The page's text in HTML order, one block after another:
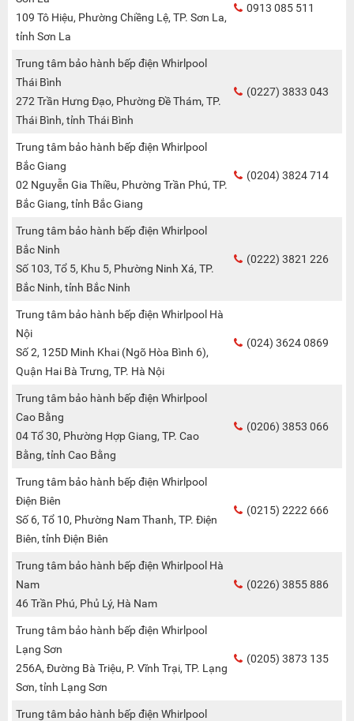
109 Tô Hiệu, Phường Chiềng Lệ, TP. Sơn La,
tỉnh Sơn La
0913 085 511
Trung tâm bảo hành bếp điện Whirlpool
Thái Bình
272 Trần Hưng Đạo, Phường Đề Thám, TP.
Thái Bình, tỉnh Thái Bình
(0227) 3833 043
Trung tâm bảo hành bếp điện Whirlpool
Bắc Giang
02 Nguyễn Gia Thiều, Phường Trần Phú, TP.
Bắc Giang, tỉnh Bắc Giang
(0204) 3824 714
Trung tâm bảo hành bếp điện Whirlpool
Bắc Ninh
Số 103, Tổ 5, Khu 5, Phường Ninh Xá, TP.
Bắc Ninh, tỉnh Bắc Ninh
(0222) 3821 226
Trung tâm bảo hành bếp điện Whirlpool Hà
Nội
Số 2, 125D Minh Khai (Ngõ Hòa Bình 6),
Quận Hai Bà Trưng, TP. Hà Nội
(024) 3624 0869
Trung tâm bảo hành bếp điện Whirlpool
Cao Bằng
04 Tổ 30, Phường Hợp Giang, TP. Cao
Bằng, tỉnh Cao Bằng
(0206) 3853 066
Trung tâm bảo hành bếp điện Whirlpool
Điện Biên
Số 6, Tổ 10, Phường Nam Thanh, TP. Điện
Biên, tỉnh Điện Biên
(0215) 2222 666
Trung tâm bảo hành bếp điện Whirlpool Hà
Nam
46 Trần Phú, Phủ Lý, Hà Nam
(0226) 3855 886
Trung tâm bảo hành bếp điện Whirlpool
Lạng Sơn
256A, Đường Bà Triệu, P. Vĩnh Trại, TP. Lạng
Sơn, tỉnh Lạng Sơn
(0205) 3873 135
Trung tâm bảo hành bếp điện Whirlpool